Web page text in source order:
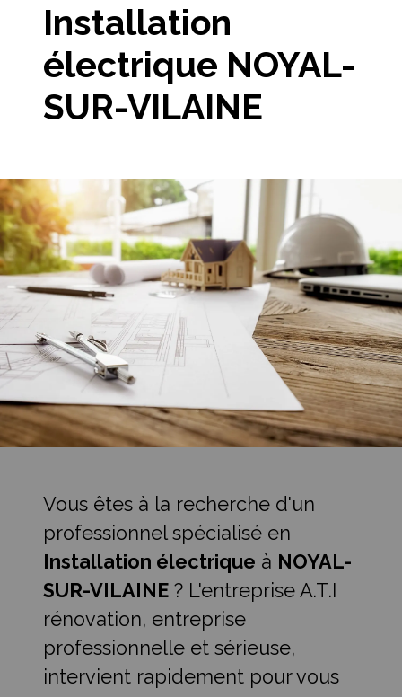
Installation
électrique NOYAL-
SUR-VILAINE
Vous êtes à la recherche d'un
professionnel spécialisé en
Installation électrique à NOYAL-
SUR-VILAINE ? L'entreprise A.T.I
rénovation, entreprise
professionnelle et sérieuse,
intervient rapidement pour vous